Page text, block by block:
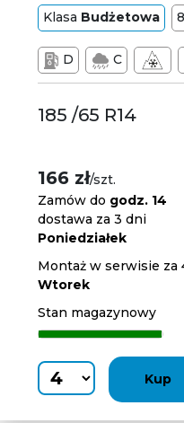
Klasa Budżetowa
D C
185 /65 R14
166 zł/szt.
Zamów do godz. 14
dostawa za 3 dni
Poniedziałek
Montaż w serwisie za
Wtorek
Stan magazynowy
Kup